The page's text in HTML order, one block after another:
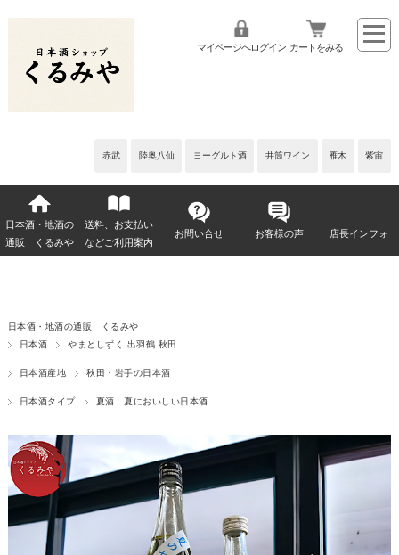
赤武 陸奥八仙 ヨーグルト酒 井筒ワイン 雁木 紫宙
マイページへログイン カートをみる
日本酒・地酒の
通販 くるみや
送料、お支払い
などご利用案内
お問い合せ お客様の声 店長インフォ
日本酒・地酒の通販 くるみや
日本酒
やまとしずく 出羽鶴 秋田
日本酒産地 秋田・岩手の日本酒
日本酒タイプ 夏酒 夏においしい日本酒